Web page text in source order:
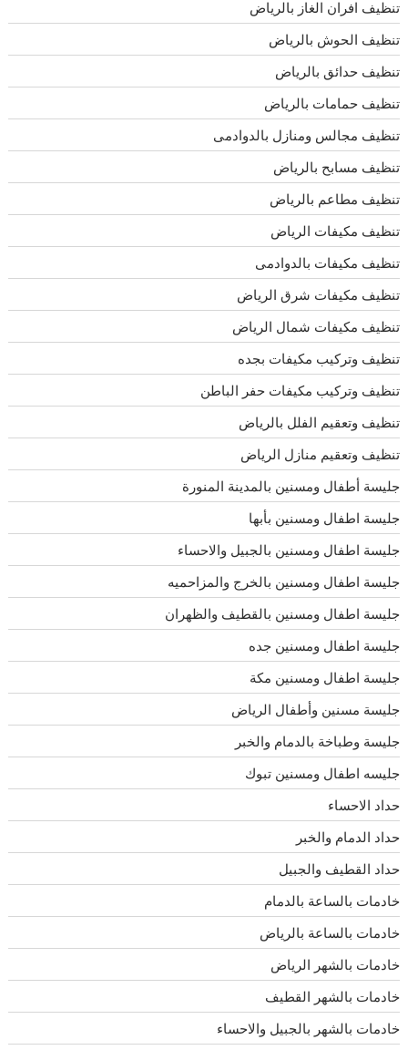
تنظيف افران الغاز بالرياض
تنظيف الحوش بالرياض
تنظيف حدائق بالرياض
تنظيف حمامات بالرياض
تنظيف مجالس ومنازل بالدوادمى
تنظيف مسابح بالرياض
تنظيف مطاعم بالرياض
تنظيف مكيفات الرياض
تنظيف مكيفات بالدوادمى
تنظيف مكيفات شرق الرياض
تنظيف مكيفات شمال الرياض
تنظيف وتركيب مكيفات بجده
تنظيف وتركيب مكيفات حفر الباطن
تنظيف وتعقيم الفلل بالرياض
تنظيف وتعقيم منازل الرياض
جليسة أطفال ومسنين بالمدينة المنورة
جليسة اطفال ومسنين بأبها
جليسة اطفال ومسنين بالجبيل والاحساء
جليسة اطفال ومسنين بالخرج والمزاحميه
جليسة اطفال ومسنين بالقطيف والظهران
جليسة اطفال ومسنين جده
جليسة اطفال ومسنين مكة
جليسة مسنين وأطفال الرياض
جليسة وطباخة بالدمام والخبر
جليسه اطفال ومسنين تبوك
حداد الاحساء
حداد الدمام والخبر
حداد القطيف والجبيل
خادمات بالساعة بالدمام
خادمات بالساعة بالرياض
خادمات بالشهر الرياض
خادمات بالشهر القطيف
خادمات بالشهر بالجبيل والاحساء